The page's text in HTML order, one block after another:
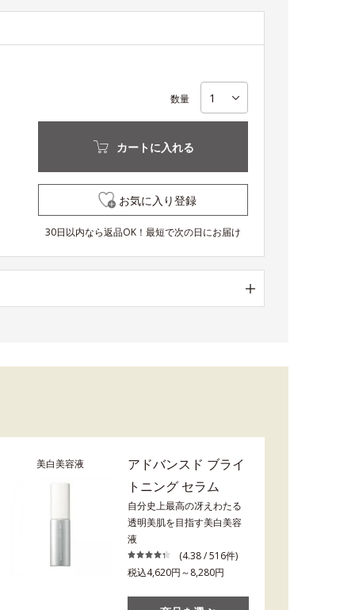
数量
カートに入れる
お気に入り登録
30日以内なら返品OK！最短で次の日にお届け
美白美容液
アドバンスド ブライ
トニング セラム
自分史上最高の冴えわたる
透明美肌を目指す美白美容
液
(4.38 / 516件)
税込4,620円～8,280円